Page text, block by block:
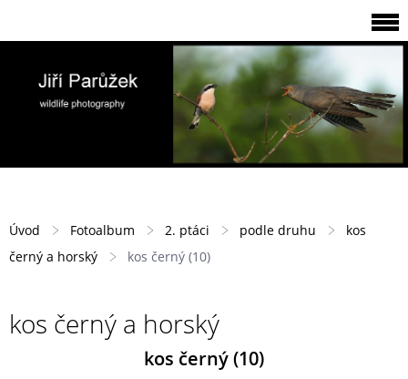
Úvod Fotoalbum 2. ptáci podle druhu
kos
černý a horský
kos černý (10)
kos černý a horský
kos černý (10)